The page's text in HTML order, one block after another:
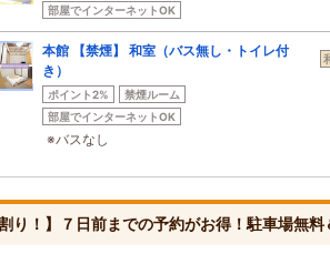
部屋でインターネットOK
本館 【禁煙】 和室（バス無し・トイレ付
き）
ポイント2%
禁煙ルーム
部屋でインターネットOK
※バスなし
り！】７日前までの予約がお得！駐車場無